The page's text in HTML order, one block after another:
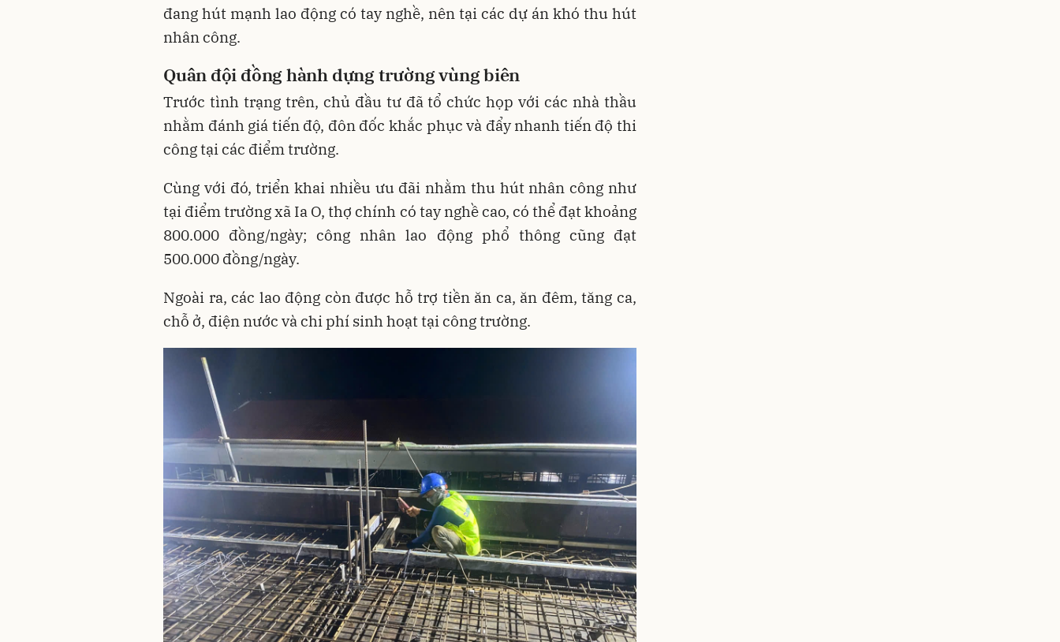
đang hút mạnh lao động có tay nghề, nên tại các dự án khó thu hút
nhân công.
Quân đội đồnghành dựng trường vùng biên
Trước tình trạng trên, chủ đầu tư đã tổ chức họp với các nhà thầu
nhằm đánh giá tiến độ, đôn đốc khắc phục và đẩy nhanh tiến độ thi
công tại các điểm trường.
Cùng với đó, triển khai nhiều ưu đãi nhằm thu hút nhân công như
tại điểm trường xã Ia O, thợ chính có tay nghề cao, có thể đạt khoảng
800.000 đồng/ngày; công nhân lao động phổ thông cũng đạt
500.000 đồng/ngày.
Ngoài ra, các lao động còn được hỗ trợ tiền ăn ca, ăn đêm, tăng ca,
chỗ ở, điện nước và chi phí sinh hoạt tại công trường.